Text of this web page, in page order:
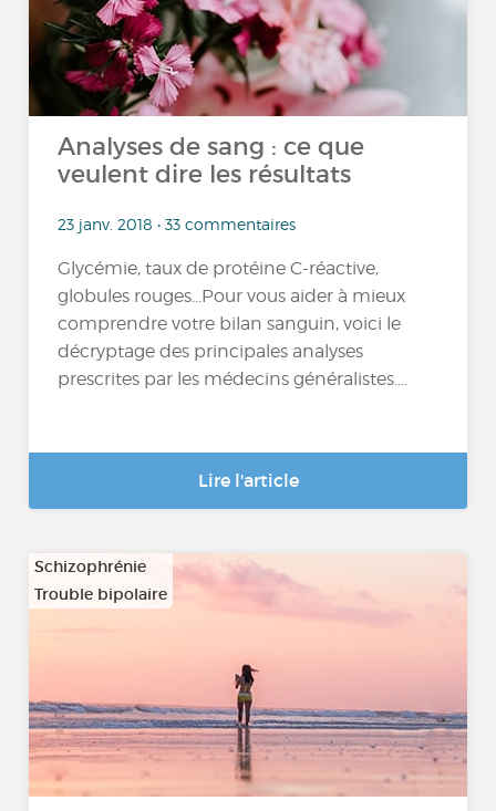
Analyses de sang : ce que
veulent dire les résultats
23 janv. 2018 • 33 commentaires
Glycémie, taux de protéine C-réactive,
globules rouges...Pour vous aider à mieux
comprendre votre bilan sanguin, voici le
décryptage des principales analyses
prescrites par les médecins généralistes....
Lire l'article
Schizophrénie
Trouble bipolaire